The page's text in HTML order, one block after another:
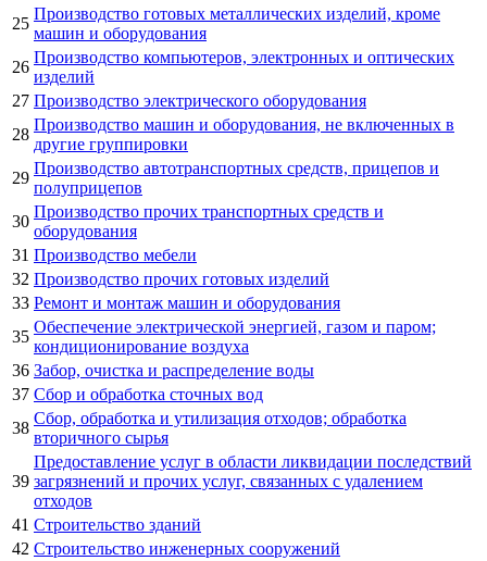
25
Производство готовых металлических изделий, кроме
машин и оборудования
26
Производство компьютеров, электронных и оптических
изделий
27 Производство электрического оборудования
28
Производство машин и оборудования, не включенных в
другие группировки
29
Производство автотранспортных средств, прицепов и
полуприцепов
30
Производство прочих транспортных средств и
оборудования
31 Производство мебели
32 Производство прочих готовых изделий
33 Ремонт и монтаж машин и оборудования
35
Обеспечение электрической энергией, газом и паром;
кондиционирование воздуха
36 Забор, очистка и распределение воды
37 Сбор и обработка сточных вод
38
Сбор, обработка и утилизация отходов; обработка
вторичного сырья
39
Предоставление услуг в области ликвидации последствий
загрязнений и прочих услуг, связанных с удалением
отходов
41 Строительство зданий
42 Строительство инженерных сооружений